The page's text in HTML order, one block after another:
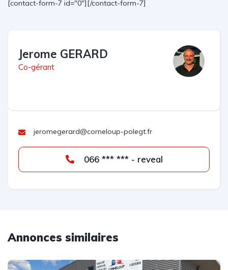
[contact-form-7 id="0"][/contact-form-7]
Jerome GERARD
Co-gérant
jeromegerard@corneloup-polegt.fr
066 *** *** - reveal
Annonces similaires